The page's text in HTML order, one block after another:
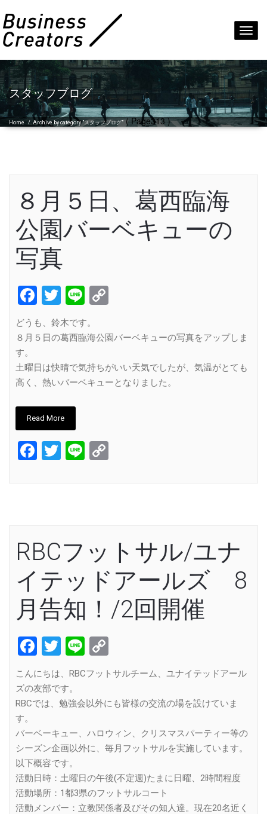
スタッフブログ
Home /Archive by category "スタッフブログ"( Page313 )
８月５日、葛西臨海
公園バーベキューの
写真
Facebook
Twitter
Line
どうも、鈴木です。
８月５日の葛西臨海公園バーベキューの写真をアップしま
す。
土曜日は快晴で気持ちがいい天気でしたが、気温がとても
高く、熱いバーベキューとなりました。
Read More
Facebook
Twitter
Line
RBCフットサル/ユナ
イテッドアールズ 8
月告知！/2回開催
Facebook
Twitter
Line
Link
こんにちは、RBCフットサルチーム、ユナイテッドアール
ズの友部です。
RBCでは、勉強会以外にも皆様の交流の場を設けていま
す。
バーベーキュー、ハロウィン、クリスマスパーティー等の
シーズン企画以外に、毎月フットサルを実施しています。
以下概容です。
活動日時：土曜日の午後(不定週)たまに日曜、2時間程度
活動場所：1都3県のフットサルコート
活動メンバー：立教関係者及びその知人達。現在20名近く